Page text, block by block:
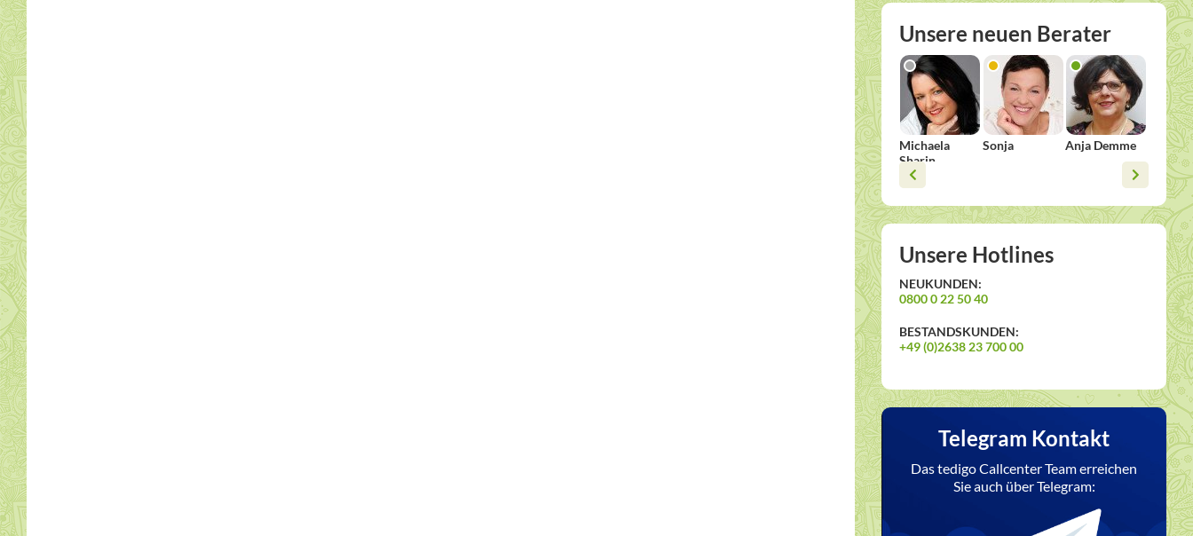
Unsere neuen Berater
Michaela
Sharin
Sonja Anja Demme
Unsere Hotlines
NEUKUNDEN:
0800 0 22 50 40
BESTANDSKUNDEN:
+49 (0)2638 23 700 00
Telegram Kontakt
Das tedigo Callcenter Team erreichen
Sie auch über Telegram: